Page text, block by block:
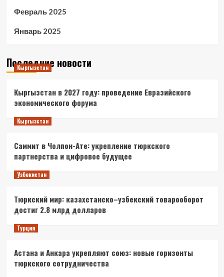
Февраль 2025
Январь 2025
Последние новости
Кыргызстан
Кыргызстан в 2027 году: проведение Евразийского
экономического форума
Кыргызстан
Саммит в Чолпон-Ате: укрепление тюркского
партнерства и цифровое будущее
Узбекистан
Тюркский мир: казахстанско–узбекский товарооборот
достиг 2.8 млрд долларов
Турция
Астана и Анкара укрепляют союз: новые горизонты
тюркского сотрудничества